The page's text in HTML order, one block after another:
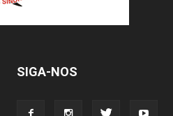
SIGA-NOS